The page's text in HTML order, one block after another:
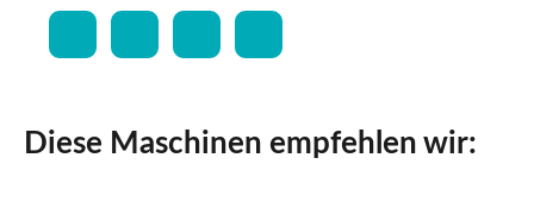
Diese Maschinen empfehlen wir: